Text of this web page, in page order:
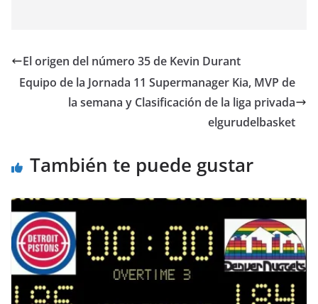
El origen del número 35 de Kevin Durant
Equipo de la Jornada 11 Supermanager Kia, MVP de
la semana y Clasificación de la liga privada
elgurudelbasket
También te puede gustar